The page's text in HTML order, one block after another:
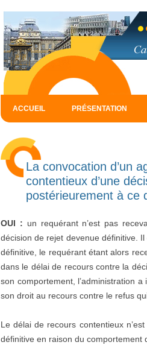
ACCUEIL PRÉSENTATION
La convocation d’un
contentieux d’une
postérieurement à ce
OUI : un requérant n’est pas
décision de rejet devenue définitive.
définitive, le requérant étant alors
dans le délai de recours contre la
son comportement, l’administration
son droit au recours contre le refus
Le délai de recours contentieux
définitive en raison du comportement